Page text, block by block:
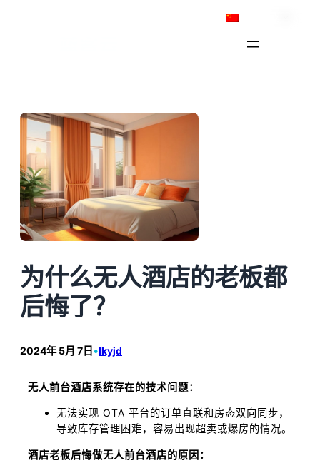
为什么无人酒店的老板都
后悔了？
2024年 5月 7日 •lkyjd
无人前台酒店系统存在的技术问题：
无法实现 OTA 平台的订单直联和房态双向同步，
导致库存管理困难，容易出现超卖或爆房的情况。
酒店老板后悔做无人前台酒店的原因：